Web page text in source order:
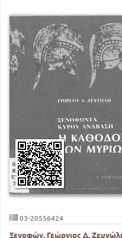
03-20556424
Ξενοφών, Γεώργιος Δ.